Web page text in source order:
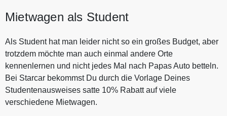
Mietwagen als Student
Als Student hat man leider nicht so ein großes Budget, aber
trotzdem möchte man auch einmal andere Orte
kennenlernen und nicht jedes Mal nach Papas Auto betteln.
Bei Starcar bekommst Du durch die Vorlage Deines
Studentenausweises satte 10% Rabatt auf viele
verschiedene Mietwagen.